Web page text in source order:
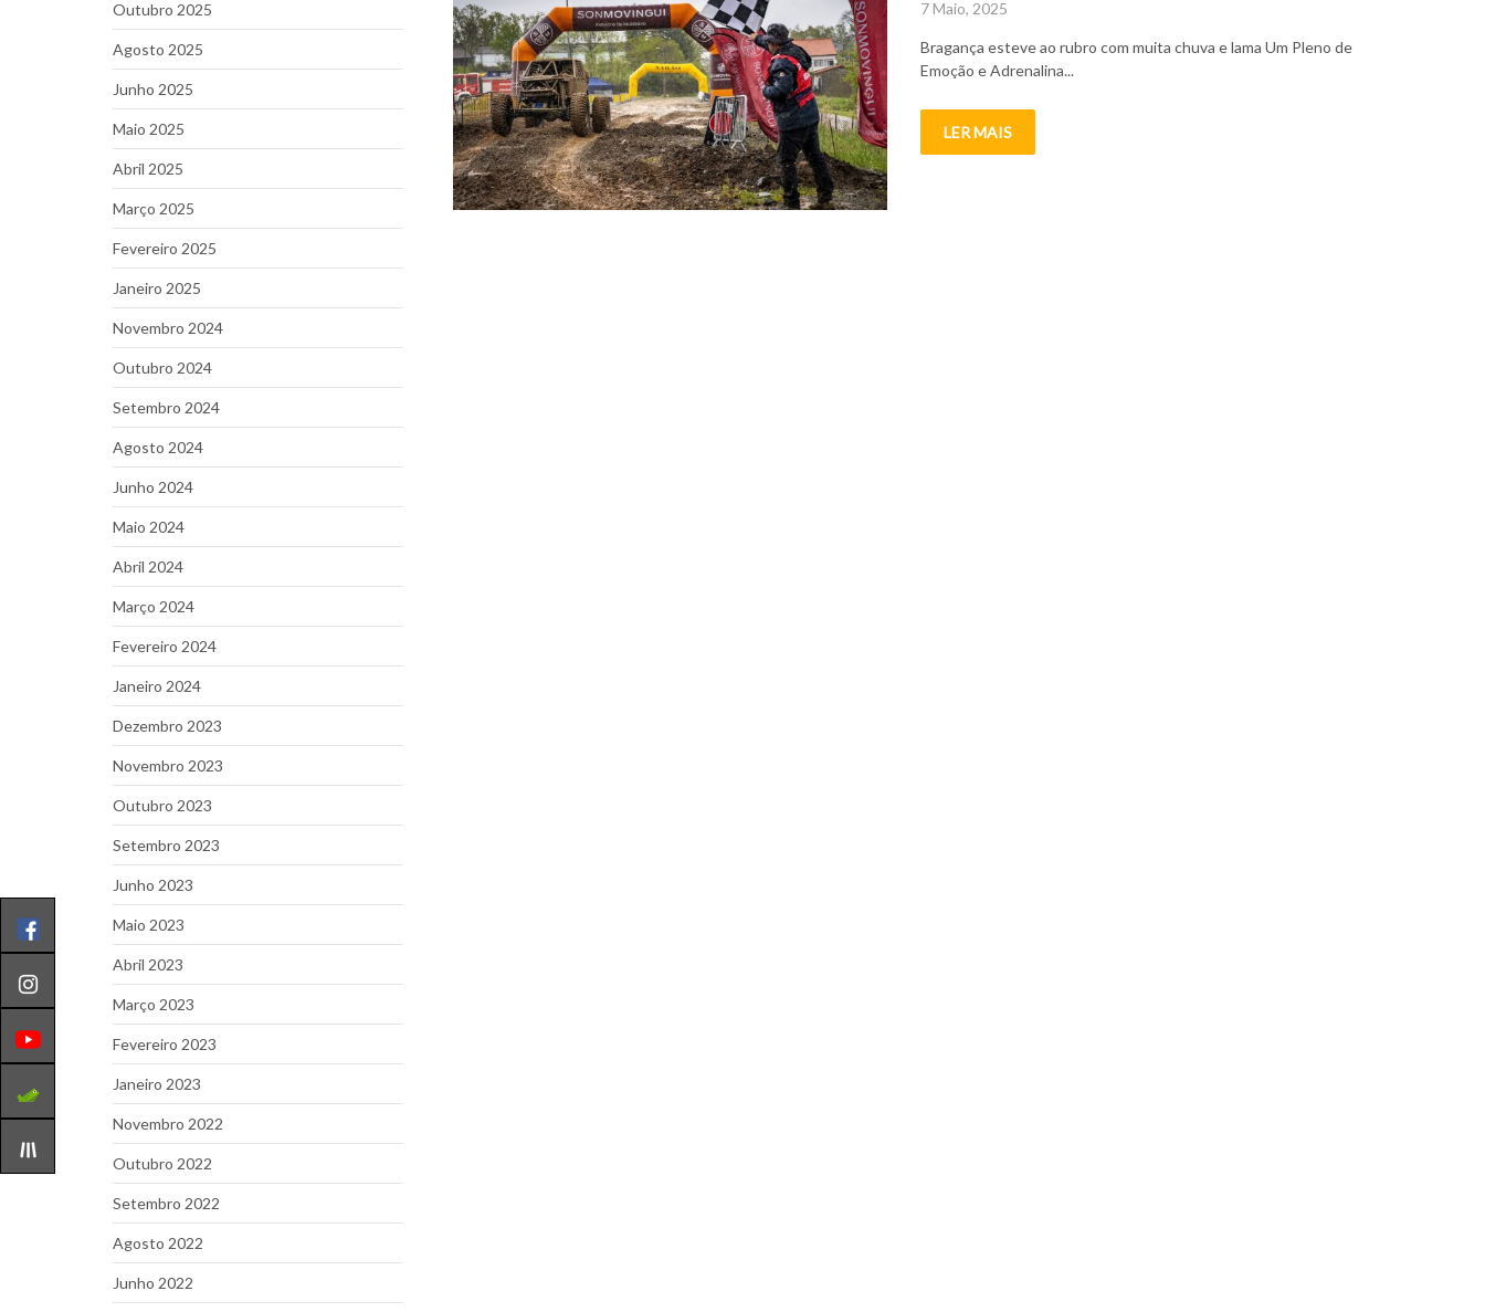
Posted
7 Maio, 2025
Bragança esteve ao rubro com muita chuva e lama Um Pleno de
Emoção e Adrenalina...
LER MAIS
Outubro 2025
Agosto 2025
Junho 2025
Maio 2025
Abril 2025
Março 2025
Fevereiro 2025
Janeiro 2025
Novembro 2024
Outubro 2024
Setembro 2024
Agosto 2024
Junho 2024
Maio 2024
Abril 2024
Março 2024
Fevereiro 2024
Janeiro 2024
Dezembro 2023
Novembro 2023
Outubro 2023
Setembro 2023
Junho 2023
Maio 2023
Abril 2023
Março 2023
Fevereiro 2023
Janeiro 2023
Novembro 2022
Outubro 2022
Setembro 2022
Agosto 2022
Junho 2022